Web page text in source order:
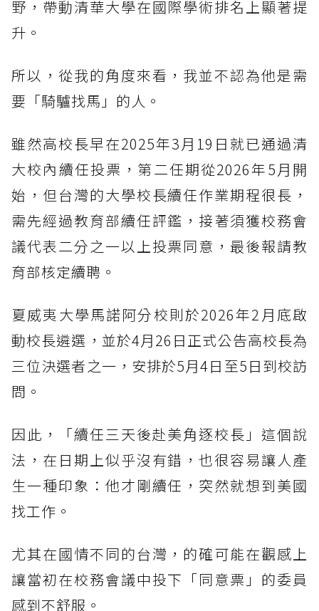
野，帶動清華大學在國際學術排名上顯著提
升。
所以，從我的角度來看，我並不認為他是需
要「騎驢找馬」的人。
雖然高校長早在2025年3月19日就已通過清
大校內續任投票，第二任期從2026年5月開
始，但台灣的大學校長續任作業期程很長，
需先經過教育部續任評鑑，接著須獲校務會
議代表二分之一以上投票同意，最後報請教
育部核定續聘。
夏威夷大學馬諾阿分校則於2026年2月底啟
動校長遴選，並於4月26日正式公告高校長為
三位決選者之一，安排於5月4日至5日到校訪
問。
因此，「續任三天後赴美角逐校長」這個說
法，在日期上似乎沒有錯，也很容易讓人產
生一種印象：他才剛續任，突然就想到美國
找工作。
尤其在國情不同的台灣，的確可能在觀感上
讓當初在校務會議中投下「同意票」的委員
感到不舒服。